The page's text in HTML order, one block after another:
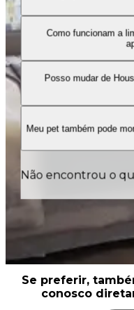
Como funcionam a
Posso mudar de
Meu pet também pode
Não encontrou o
Se preferir,
conosco